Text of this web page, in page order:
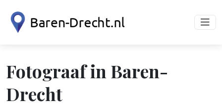
Fotograaf in Baren-
Drecht